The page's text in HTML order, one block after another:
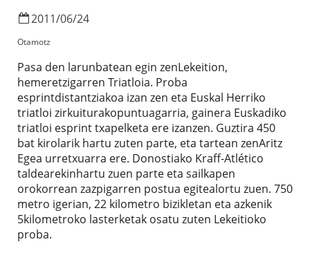
2011/06/24
Otamotz
Pasa den larunbatean egin zenLekeition,
hemeretzigarren Triatloia. Proba
esprintdistantziakoa izan zen eta Euskal Herriko
triatloi zirkuiturakopuntuagarria, gainera Euskadiko
triatloi esprint txapelketa ere izanzen. Guztira 450
bat kirolarik hartu zuten parte, eta tartean zenAritz
Egea urretxuarra ere. Donostiako Kraff-Atlético
taldearekinhartu zuen parte eta sailkapen
orokorrean zazpigarren postua egitealortu zuen. 750
metro igerian, 22 kilometro bizikletan eta azkenik
5kilometroko lasterketak osatu zuten Lekeitioko
proba.